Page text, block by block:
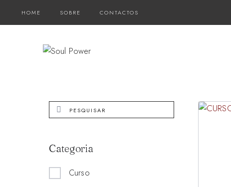
HOME SOBRE CONTACTOS
Categoria
Curso